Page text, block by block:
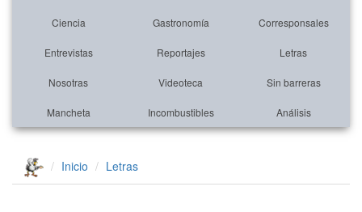
Ciencia Gastronomía Corresponsales
Entrevistas Reportajes Letras
Nosotras Videoteca Sin barreras
Mancheta Incombustibles Análisis
Inicio Letras